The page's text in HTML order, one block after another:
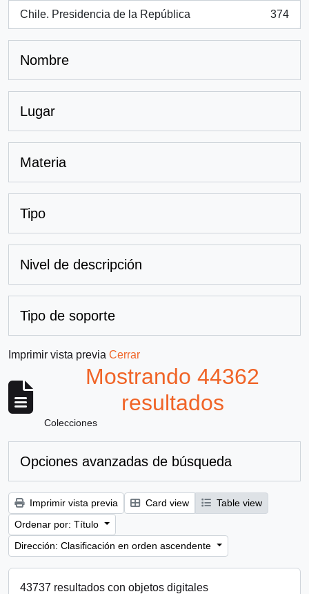
Chile. Presidencia de la República
, 374 resultados
374
Nombre
Lugar
Materia
Tipo
Nivel de descripción
Tipo de soporte
Imprimir vista previa Cerrar
Mostrando 44362
resultados
Colecciones
Opciones avanzadas de búsqueda
Imprimir vista previa Card view
Table view
Ordenar por: Título
Dirección: Clasificación en orden ascendente
43737 resultados con objetos digitales